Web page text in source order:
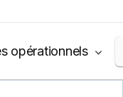
opérationnels